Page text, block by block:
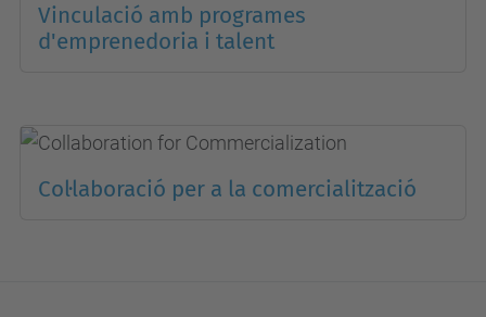
Vinculació amb programes
d'emprenedoria i talent
Col·laboració per a la comercialització